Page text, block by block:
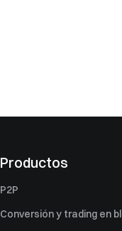
Productos
P2P
Conversión y trading en